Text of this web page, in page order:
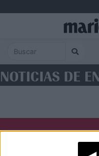
NOTICIAS DE